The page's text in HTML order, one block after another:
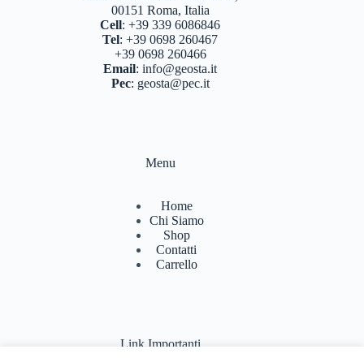
00151 Roma, Italia
Cell:+39 339 6086846
Tel:+39 0698 260467
+39 0698 260466
Email:info@geosta.it
Pec: geosta@pec.it
Menu
Home
Chi Siamo
Shop
Contatti
Carrello
Link Importanti